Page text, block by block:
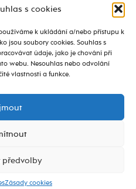
s cookies
k ukládání a/nebo přístupu k
jsou soubory cookies. Souhlas s
údaje, jako je chování při
webu. Nesouhlas nebo odvolání
vlastnosti a funkce.
předvolby
Zásady cookies
taky žije
- ISSN 2695-0022